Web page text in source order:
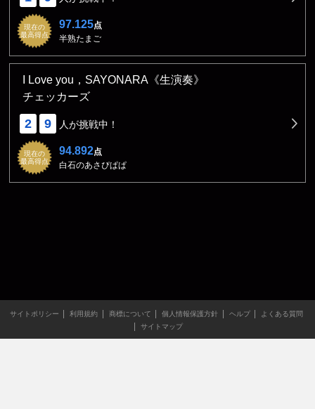
現在の
最高得点
97.125点
半熟たまご
I Love you，SAYONARA《生演奏》
チェッカーズ
2 9 人が挑戦中！
現在の
最高得点
94.892点
白石のあさぴぱぱ
サイトポリシー 利用規約 商標について 個人情報保護方針 ヘルプ
よくある質問
サイトマップ